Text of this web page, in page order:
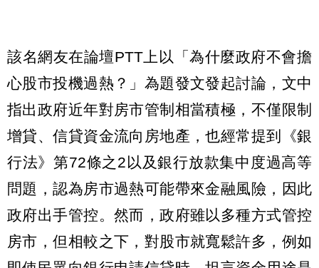
該名網友在論壇PTT上以「為什麼政府不會擔
心股市投機過熱？」為題發文發起討論，文中
指出政府近年對房市管制相當積極，不僅限制
增貸、信貸資金流向房地產，也經常提到《銀
行法》第72條之2以及銀行放款集中度過高等
問題，認為房市過熱可能帶來金融風險，因此
政府出手管控。然而，政府雖以多種方式管控
房市，但相較之下，對股市就寬鬆許多，例如